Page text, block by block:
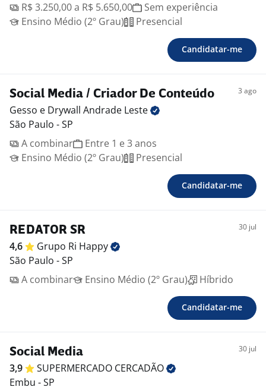
R$ 3.250,00 a R$ 5.650,00
Sem experiência
Ensino Médio (2º Grau)
Presencial
Candidatar-me
Social Media / Criador De Conteúdo 3 ago
Gesso e Drywall Andrade Leste
São Paulo - SP
A combinar
Entre 1 e 3 anos
Ensino Médio (2º Grau)
Presencial
Candidatar-me
REDATOR SR 30 jul
4,6 Grupo Ri Happy
São Paulo - SP
A combinar
Ensino Médio (2º Grau) Híbrido
Candidatar-me
Social Media 30 jul
3,9 SUPERMERCADO CERCADÃO
Embu - SP